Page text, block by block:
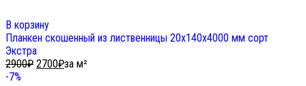
В корзину
Планкен скошенный из лиственницы 20х140х4000 мм сорт
Экстра
2900₽ 2700₽за м²
-7%